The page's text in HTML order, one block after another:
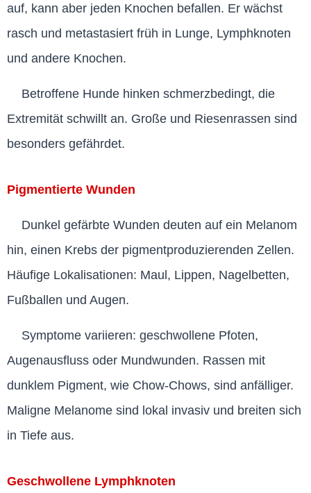
auf, kann aber jeden Knochen befallen. Er wächst
rasch und metastasiert früh in Lunge, Lymphknoten
und andere Knochen.
Betroffene Hunde hinken schmerzbedingt, die
Extremität schwillt an. Große und Riesenrassen sind
besonders gefährdet.
Pigmentierte Wunden
Dunkel gefärbte Wunden deuten auf ein Melanom
hin, einen Krebs der pigmentproduzierenden Zellen.
Häufige Lokalisationen: Maul, Lippen, Nagelbetten,
Fußballen und Augen.
Symptome variieren: geschwollene Pfoten,
Augenausfluss oder Mundwunden. Rassen mit
dunklem Pigment, wie Chow-Chows, sind anfälliger.
Maligne Melanome sind lokal invasiv und breiten sich
in Tiefe aus.
Geschwollene Lymphknoten